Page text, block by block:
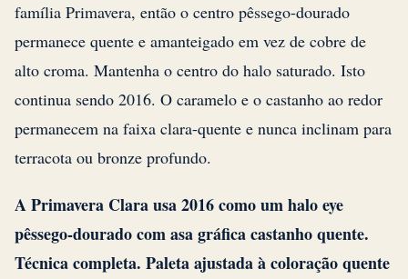
família Primavera, então o centro pêssego-dourado
permanece quente e amanteigado em vez de cobre de
alto croma. Mantenha o centro do halo saturado. Isto
continua sendo 2016. O caramelo e o castanho ao redor
permanecem na faixa clara-quente e nunca inclinam para
terracota ou bronze profundo.
A Primavera Clara usa 2016 como um halo eye
pêssego-dourado com asa gráfica castanho quente.
Técnica completa. Paleta ajustada à coloração quente